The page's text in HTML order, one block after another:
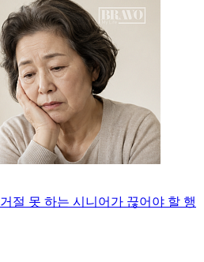
절 못 하는 시니어가 끊어야 할 행